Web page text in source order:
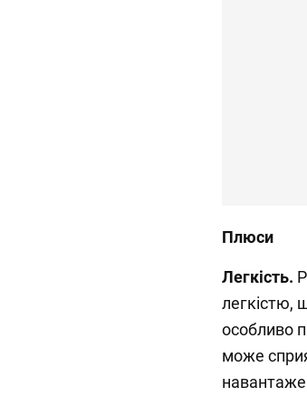
Плюси
Легкість.
легкістю,
особливо
може